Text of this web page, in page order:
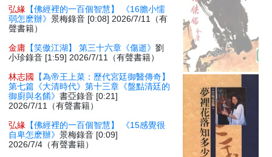
弘緣 【佛經裡的一百個智慧】 《16膽小懦
弱怎麽辦》景梅錄音 [0:08] 2026/7/11（有
聲書籍）
金庸 【笑傲江湖】 第三十六章《傷逝》劉
小珍錄音 [1:59] 2026/7/11（有聲書籍）
林志國
【為帝王上菜：歷代宮廷御醫傳奇】
第七篇《大清時代》第十三章《盤點清廷的
御廚與名餚》書亞錄音 [0:21]
2026/7/11（有聲書籍）
弘緣 【佛經裡的一百個智慧】 《15感覺很
自卑怎麽辦》景梅錄音 [0:09]
2026/7/4（有聲書籍）